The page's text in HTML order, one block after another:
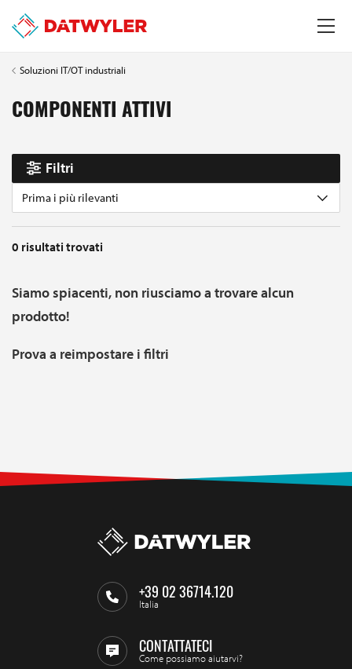
Soluzioni IT/OT industriali
COMPONENTI ATTIVI
Filtri
Prima i più rilevanti
0 risultati trovati
Siamo spiacenti, non riusciamo a trovare alcun
prodotto!
Prova a reimpostare i filtri
+39 02 36714.120
Italia
CONTATTATECI
Come possiamo aiutarvi?